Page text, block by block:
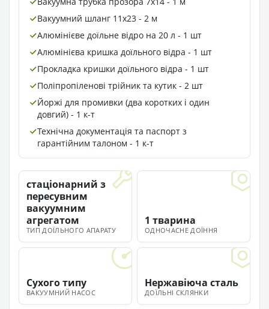
Вакуумний шланг 11х23 - 2 м
Алюмінієве доїльне відро на 20 л - 1 шт
Алюмінієва кришка доїльного відра - 1 шт
Прокладка кришки доїльного відра - 1 шт
Поліпропіленові трійник та кутик - 2 шт
Йоржі для промивки (два коротких і один
довгий) - 1 к-т
Технічна документація та паспорт з
гарантійним талоном - 1 к-т
ТИП ДОЇЛЬНОГО АПАРАТУ
стаціонарний з
пересувним
вакуумним
агрегатом
ОДНОЧАСНЕ ДОЇННЯ
1 тварина
ВАКУУМНИЙ НАСОС
Сухого типу
ДОЇЛЬНІ СКЛЯНКИ
Нержавіюча сталь